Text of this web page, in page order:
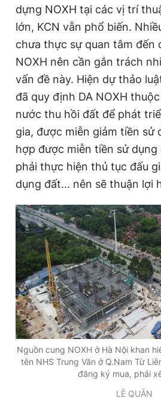
dựng NOXH tại các vị trí
lớn, KCN vẫn phổ biến.
chưa thực sự quan tâm đến
NOXH nên cần gắn trách
vấn đề này. Hiện dự thảo
đã quy định DA NOXH
nước thu hồi đất để phát
gia, được miễn giảm tiền sử
hợp được miễn tiền sử
phải thực hiện thủ tục đấu
dụng đất... nên sẽ thuận lợi
Nguồn cung NOXH ở Hà Nội khan
tên NHS Trung Văn ở Q.Nam Từ
đăng ký mua, phải
LÊ QUÂN